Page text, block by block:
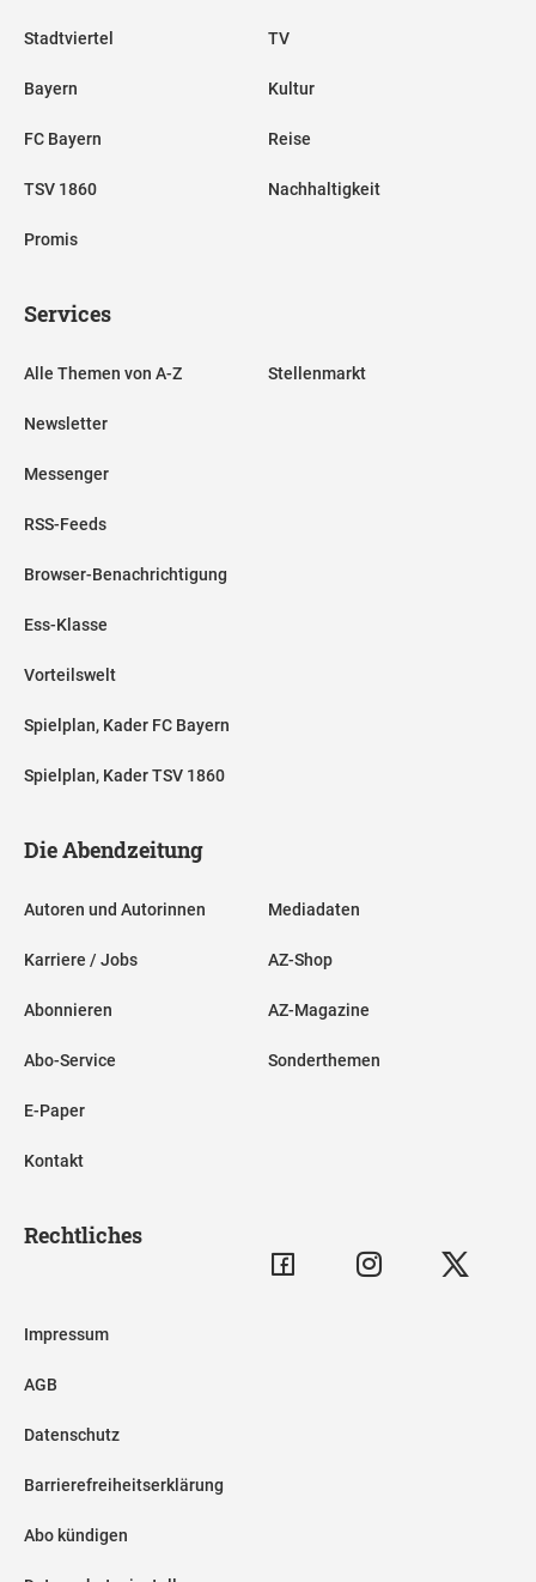
Stadtviertel
Bayern
FC Bayern
TSV 1860
Promis
TV
Kultur
Reise
Nachhaltigkeit
Services
Alle Themen von A-Z
Newsletter
Messenger
RSS-Feeds
Browser-Benachrichtigung
Ess-Klasse
Vorteilswelt
Spielplan, Kader FC Bayern
Spielplan, Kader TSV 1860
Stellenmarkt
Die Abendzeitung
Autoren und Autorinnen
Karriere / Jobs
Abonnieren
Abo-Service
E-Paper
Kontakt
Mediadaten
AZ-Shop
AZ-Magazine
Sonderthemen
Rechtliches
Impressum
AGB
Datenschutz
Barrierefreiheitserklärung
Abo kündigen